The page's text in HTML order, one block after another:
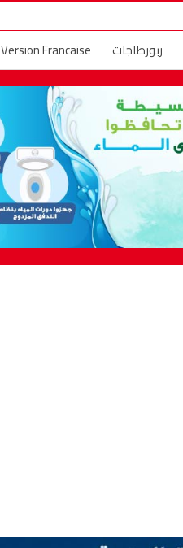
ربورطاجات Version Francaise